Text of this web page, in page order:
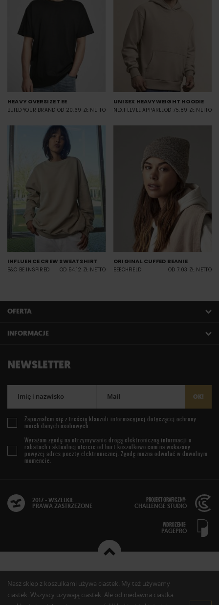
HEAVY OVERSIZE TEE
BUILD YOUR BRAND OD 20.69 ZŁ NETTO
UNISEX HEAVYWEIGHT HOODIE
NEXT LEVEL APPARELOD 75.89 ZŁ NETTO
INFLUENCE CREW SWEATSHIRT
B&C BE INSPIRED OD 54.12 ZŁ NETTO
ORIGINAL CUFFED BEANIE
BEECHFIELD OD 7.03 ZŁ NETTO
OFERTA
INFORMACJE
NEWSLETTER
Imię i nazwisko Mail OK!
Zapoznałem się z treścią klauzuli informacyjnej dotyczącej ochrony
moich danych osobowych.
Wyrażam zgodę na otrzymywanie drogą elektroniczną informacji o
rabatach i aktualnej ofercie od hurt.koszulkowo.com na wskazany
powyżej adres poczty elektronicznej. Zgodę można odwołać w dowolnym
momencie.
2017 - WSZELKIE
PRAWA ZASTRZEŻONE
PROJEKT GRAFICZNY:
CHALLENGE STUDIO
WDROŻENIE:
PAGEPRO
Nasz sklep z koszulkami używa ciastek. My też używamy
ciastek. Wszyscy używają ciastek. Ale od niedawna ciastka